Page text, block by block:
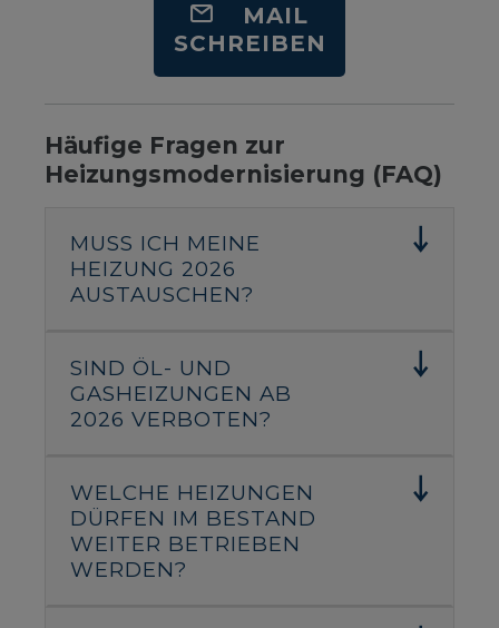
MAIL
SCHREIBEN
Häufige Fragen zur
Heizungsmodernisierung (FAQ)
MUSS ICH MEINE
HEIZUNG 2026
AUSTAUSCHEN?
SIND ÖL- UND
GASHEIZUNGEN AB
2026 VERBOTEN?
WELCHE HEIZUNGEN
DÜRFEN IM BESTAND
WEITER BETRIEBEN
WERDEN?